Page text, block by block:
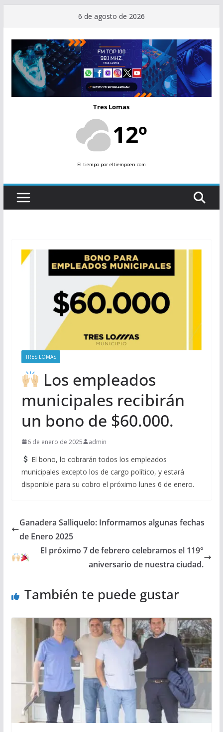
contenido
6 de agosto de 2026
Tres Lomas
12º
El tiempopor eltiempoen.com
TRES LOMAS
Los empleados
municipales recibirán
un bono de $60.000.
6 de enero de 2025 admin
El bono, lo cobrarán todos los empleados
municipales excepto los de cargo político, y estará
disponible para su cobro el próximo lunes 6 de enero.
Ganadera Salliquelo: Informamos algunas fechas
de Enero 2025
El próximo 7 de febrero celebramos el 119°
aniversario de nuestra ciudad.
También te puede gustar